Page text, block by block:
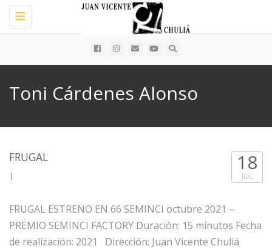
Toggle
navigation
Toni Cárdenes Alonso
FRUGAL
|
18
JUL
FRUGAL ESTRENO EN 66 SEMINCI octubre 2021 –
PREMIO SEMINCI FACTORY Duración: 15 minutos Fecha
de realización: 2021 Dirección: Juan Vicente Chuliá